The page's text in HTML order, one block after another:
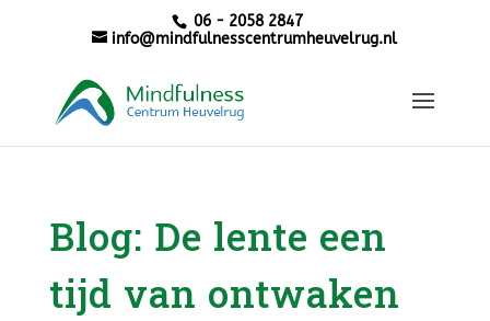
06 - 2058 2847
info@mindfulnesscentrumheuvelrug.nl
Blog: De lente een
tijd van ontwaken